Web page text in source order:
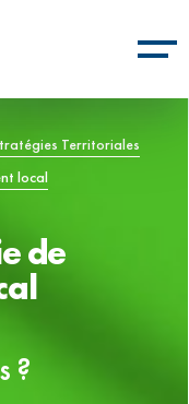
Territoriales
local
de
?